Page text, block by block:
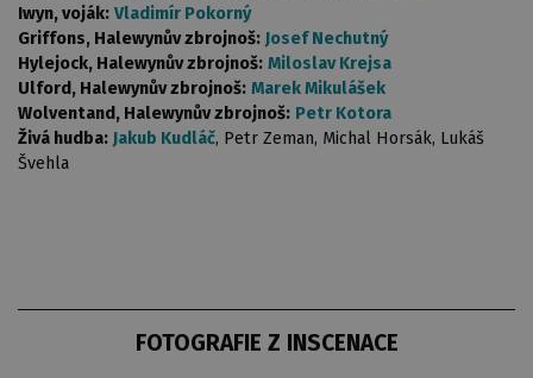
Iwyn, voják: Vladimír Pokorný
Griffons, Halewynův zbrojnoš: Josef Nechutný
Hylejock, Halewynův zbrojnoš: Miloslav Krejsa
Ulford, Halewynův zbrojnoš: Marek Mikulášek
Wolventand, Halewynův zbrojnoš: Petr Kotora
Živá hudba: Jakub Kudláč, Petr Zeman, Michal Horsák, Lukáš
Švehla
FOTOGRAFIE Z INSCENACE